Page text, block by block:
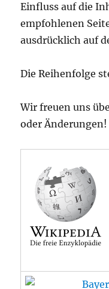
Einfluss auf die
empfohlenen
ausdrücklich auf
Die Reihenfolge
Wir freuen uns
oder Änderungen!